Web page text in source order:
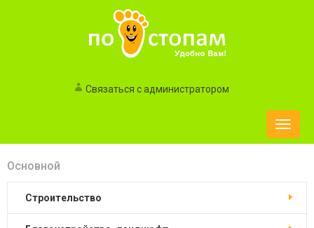
Связаться с администратором
Toggle
Основной
строительство